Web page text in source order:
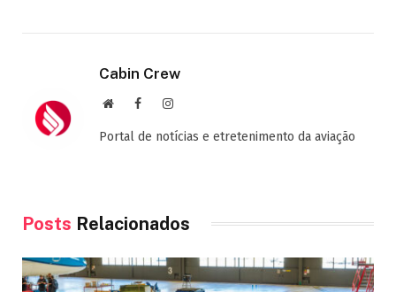
Cabin Crew
Site FacebookInstagram
Portal de notícias e etretenimento da aviação
Posts Relacionados